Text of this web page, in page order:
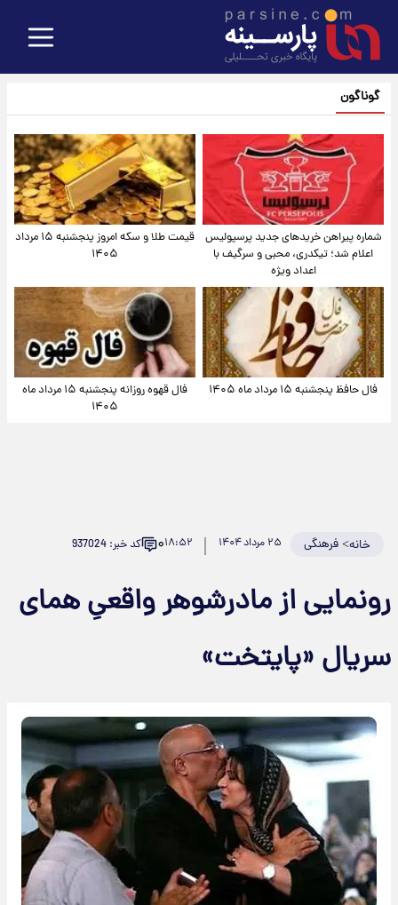
گوناگون
شماره پیراهن خریدهای جدید پرسپولیس
اعلام شد؛ تیکدری، محبی و سرگیف با
اعداد ویژه
قیمت طلا و سکه امروز پنجشنبه ۱۵ مرداد
۱۴۰۵
فال حافظ پنجشنبه ۱۵ مرداد ماه ۱۴۰۵
فال قهوه روزانه پنجشنبه ۱۵ مرداد ماه
۱۴۰۵
خانه>فرهنگی ۲۵ مرداد ۱۴۰۴ ۱۸:۵۲۰ کد خبر: 937024
رونمایی از مادرشوهر واقعیِ همای
سریال «پایتخت»